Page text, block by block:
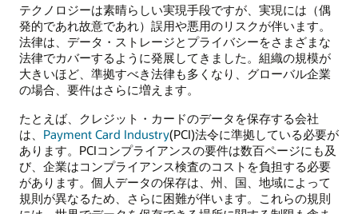
テクノロジーは素晴らしい実現手段ですが、実現には（偶
発的であれ故意であれ）誤用や悪用のリスクが伴います。
法律は、データ・ストレージとプライバシーをさまざまな
法律でカバーするように発展してきました。組織の規模が
大きいほど、準拠すべき法律も多くなり、グローバル企業
の場合、要件はさらに増えます。
たとえば、クレジット・カードのデータを保存する会社
は、 Payment Card Industry(PCI)法令に準拠している必要が
あります。PCIコンプライアンスの要件は数百ページにも及
び、企業はコンプライアンス検査のコストを負担する必要
があります。個人データの保存は、州、国、地域によって
規則が異なるため、さらに困難が伴います。これらの規則